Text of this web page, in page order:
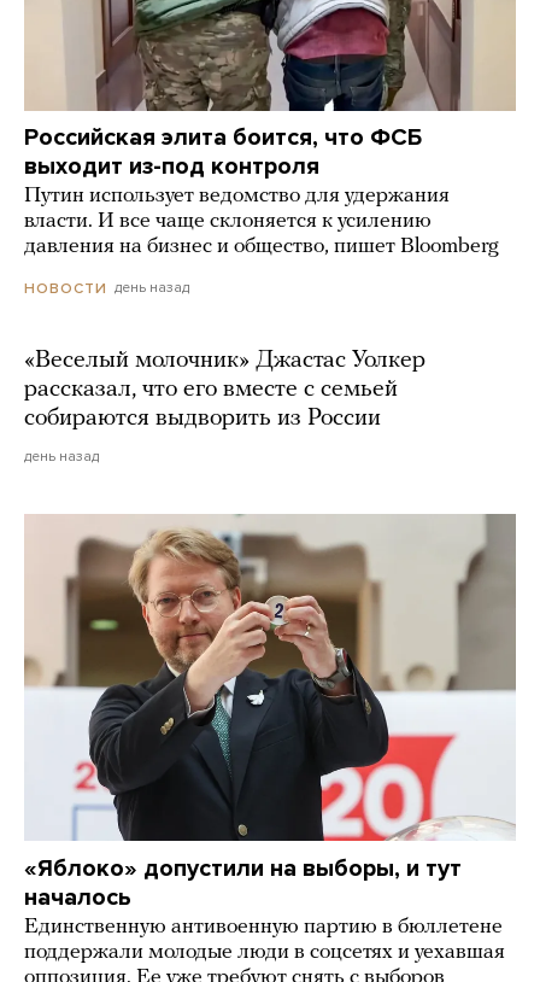
Российская элита боится, что ФСБ
выходит из-под контроля
Путин использует ведомство для удержания
власти. И все чаще склоняется к усилению
давления на бизнес и общество, пишет Bloomberg
НОВОСТИ день назад
«Веселый молочник» Джастас Уолкер
рассказал, что его вместе с семьей
собираются выдворить из России
день назад
«Яблоко» допустили на выборы, и тут
началось
Единственную антивоенную партию в бюллетене
поддержали молодые люди в соцсетях и уехавшая
оппозиция. Ее уже требуют снять с выборов